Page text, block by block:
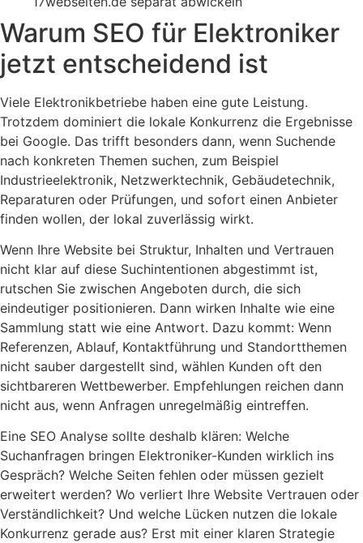
Warum SEO für Elektroniker
jetzt entscheidend ist
Viele Elektronikbetriebe haben eine gute Leistung.
Trotzdem dominiert die lokale Konkurrenz die Ergebnisse
bei Google. Das trifft besonders dann, wenn Suchende
nach konkreten Themen suchen, zum Beispiel
Industrieelektronik, Netzwerktechnik, Gebäudetechnik,
Reparaturen oder Prüfungen, und sofort einen Anbieter
finden wollen, der lokal zuverlässig wirkt.
Wenn Ihre Website bei Struktur, Inhalten und Vertrauen
nicht klar auf diese Suchintentionen abgestimmt ist,
rutschen Sie zwischen Angeboten durch, die sich
eindeutiger positionieren. Dann wirken Inhalte wie eine
Sammlung statt wie eine Antwort. Dazu kommt: Wenn
Referenzen, Ablauf, Kontaktführung und Standortthemen
nicht sauber dargestellt sind, wählen Kunden oft den
sichtbareren Wettbewerber. Empfehlungen reichen dann
nicht aus, wenn Anfragen unregelmäßig eintreffen.
Eine SEO Analyse sollte deshalb klären: Welche
Suchanfragen bringen Elektroniker-Kunden wirklich ins
Gespräch? Welche Seiten fehlen oder müssen gezielt
erweitert werden? Wo verliert Ihre Website Vertrauen oder
Verständlichkeit? Und welche Lücken nutzen die lokale
Konkurrenz gerade aus? Erst mit einer klaren Strategie